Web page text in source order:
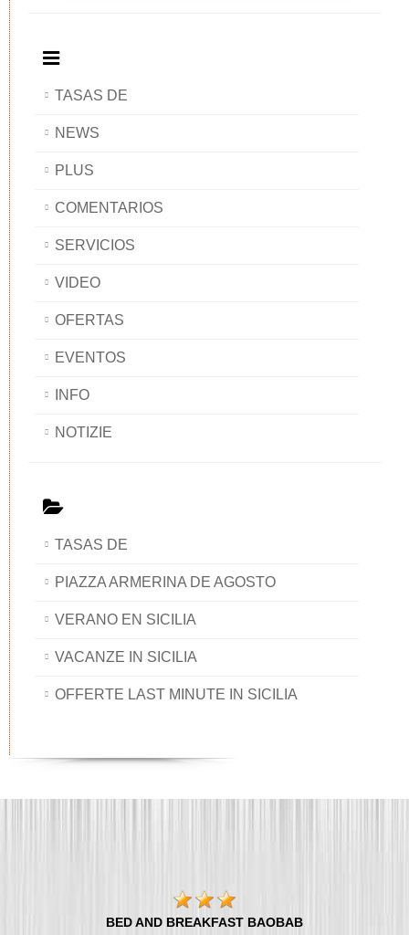
TASAS DE
NEWS
PLUS
COMENTARIOS
SERVICIOS
VIDEO
OFERTAS
EVENTOS
INFO
NOTIZIE
TASAS DE
PIAZZA ARMERINA DE AGOSTO
VERANO EN SICILIA
VACANZE IN SICILIA
OFFERTE LAST MINUTE IN SICILIA
BED AND BREAKFAST BAOBAB